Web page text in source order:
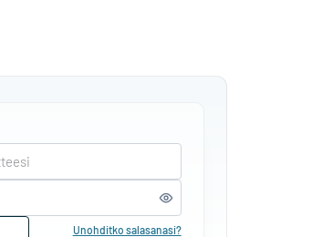
Unohditko salasanasi?